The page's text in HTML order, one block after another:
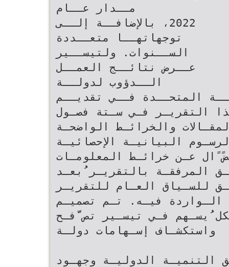
مــدار عــام‬
‫‪ ،2022‬بالإضافــة إلــى
توجهاتهــا متعــددة
الســنوات‪ .‬ولتيســير
عــرض نتائــج العمــل
الــدؤوب لدولــة
المتحــدة فــي تقديــم‬
والخرائـط الواضحـة
البيانيـة الإحصائيـة‬
المعلومـات‪ ،‬فـضً ًال عـن خرائـط المعلومـات
المرفقـة بالتقريـر ُُبعـد
للسـياق العـام للتقريـر‬
‫وفهمـًًا أوضـح للمعلومـات الـواردة فيـه‪ .‬تـم تصميـم
ُُيسـهم فـي تيسـير تص ّّفـح
واستكشـاف إسـهامات دولـة‬
التنميـة الدوليـة وجهـود